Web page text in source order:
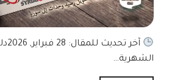
آخر
الشهرية…